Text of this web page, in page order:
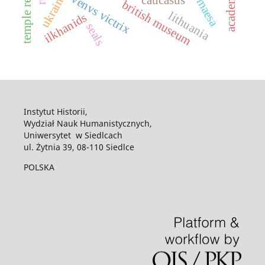
venvs victrixbritish museum
ilkhanidsseals lithuania
Instytut Historii,
Wydział Nauk Humanistycznych,
Uniwersytet w Siedlcach
ul. Żytnia 39, 08-110 Siedlce
POLSKA